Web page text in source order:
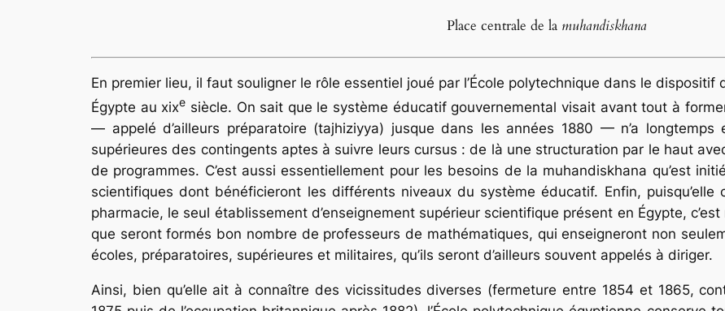
Place centrale de la muhandiskhana
En premier lieu, il faut souligner le rôle essentiel joué par l’École polytechnique dans le dispositif
Égypte au xixe siècle. On sait que le système éducatif gouvernemental visait avant tout à
— appelé d’ailleurs préparatoire (tajhiziyya) jusque dans les années 1880 — n’a
supérieures des contingents aptes à suivre leurs cursus : de là une structuration par le haut
de programmes. C’est aussi essentiellement pour les besoins de la muhandiskhana qu’est
scientifiques dont bénéficieront les différents niveaux du système éducatif. Enfin, puisqu’elle
pharmacie, le seul établissement d’enseignement supérieur scientifique présent en Égypte,
que seront formés bon nombre de professeurs de mathématiques, qui enseigneront non
écoles, préparatoires, supérieures et militaires, qu’ils seront d’ailleurs souvent appelés à diriger.
Ainsi, bien qu’elle ait à connaître des vicissitudes diverses (fermeture entre 1854 et 1865,